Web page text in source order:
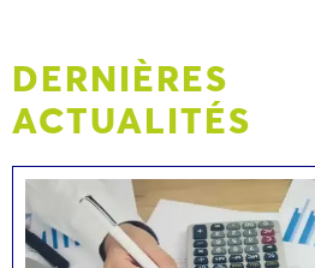
DERNIÈRES
ACTUALITÉS